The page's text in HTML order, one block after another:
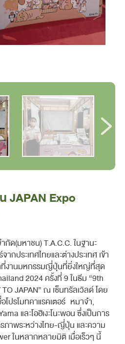
JAPAN Expo
กัด(มหาชน) T.A.C.C. ในฐานะ
กประเทศไทยและต่างประเทศ เข้า
งานมหกรรมญี่ปุ่นที่ยิ่งใหญ่ที่สุด
2024 ครั้งที่ 9 ในธีม “9th
JAPAN” ณ เซ็นทรัลเวิลด์ โดย
โปรโมทคาแรคเตอร์ หมาจ๋า,
และโอฮิเงะโนะพอน ซึ่งเป็นการ
ภาพระหว่างไทย-ญี่ปุ่น และความ
ในหลากหลายมิติ เมื่อเร็วๆ นี้